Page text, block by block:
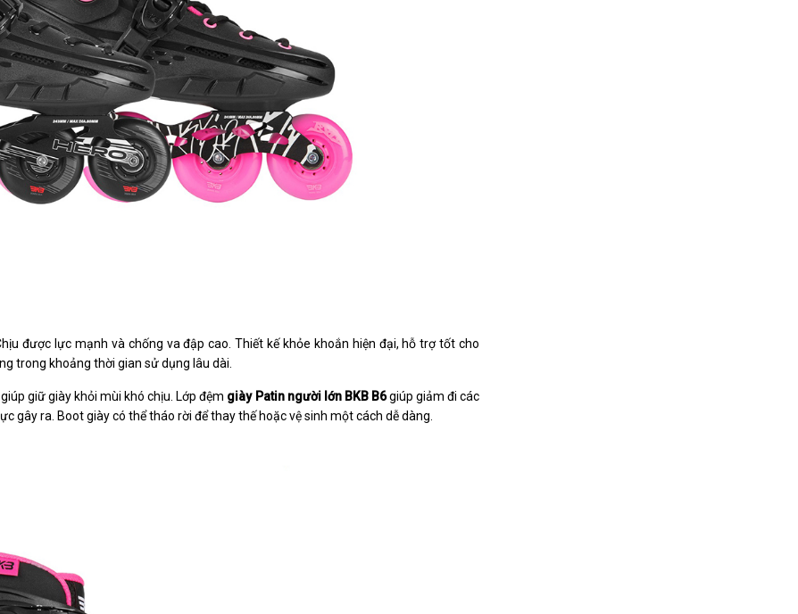
được lực mạnh và chống va đập cao. Thiết kế khỏe khoắn hiện đại, hỗ trợ tốt cho
trong khoảng thời gian sử dụng lâu dài.
giữ giày khỏi mùi khó chịu. Lớp đệm giày Patin người lớn BKB B6giúp giảm đi các
gây ra. Boot giày có thể tháo rời để thay thế hoặc vệ sinh một cách dễ dàng.